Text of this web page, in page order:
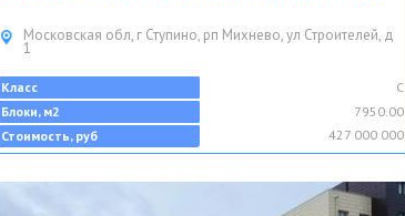
Московская обл, г Ступино, рп Михнево, ул Строителей, д
1
Класс
C
Блоки, м2
7950.00
Стоимость, руб
427 000 000